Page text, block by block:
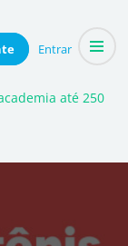
Entrar
até 250